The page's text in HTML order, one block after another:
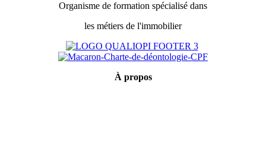
Organisme de formation spécialisé dans
les métiers de l'immobilier
À propos